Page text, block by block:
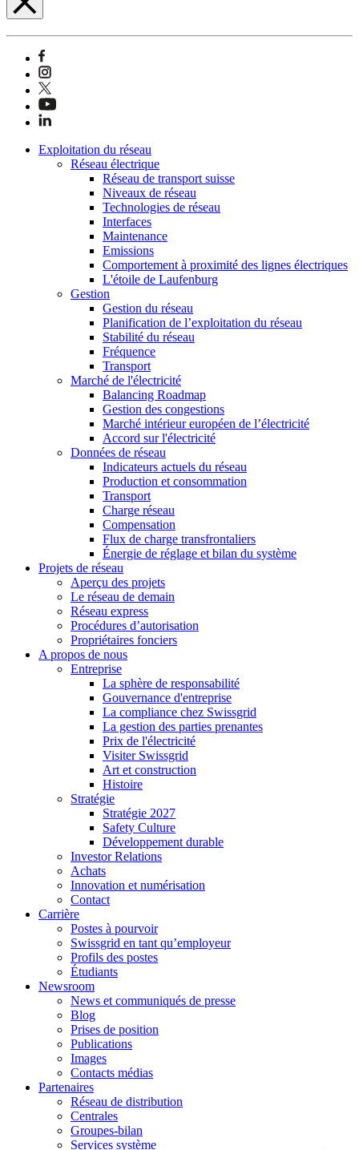
Exploitation du réseau
Réseau électrique
Réseau de transport suisse
Niveaux de réseau
Technologies de réseau
Interfaces
Maintenance
Emissions
Comportement à proximité des lignes électriques
L'étoile de Laufenburg
Gestion
Gestion du réseau
Planification de l’exploitation du réseau
Stabilité du réseau
Fréquence
Transport
Marché de l'électricité
Balancing Roadmap
Gestion des congestions
Marché intérieur européen de l’électricité
Accord sur l'électricité
Données de réseau
Indicateurs actuels du réseau
Production et consommation
Transport
Charge réseau
Compensation
Flux de charge transfrontaliers
Énergie de réglage et bilan du système
Projets de réseau
Aperçu des projets
Le réseau de demain
Réseau express
Procédures d’autorisation
Propriétaires fonciers
A propos de nous
Entreprise
La sphère de responsabilité
Gouvernance d'entreprise
La compliance chez Swissgrid
La gestion des parties prenantes
Prix de l'électricité
Visiter Swissgrid
Art et construction
Histoire
Stratégie
Stratégie 2027
Safety Culture
Développement durable
Investor Relations
Achats
Innovation et numérisation
Contact
Carrière
Postes à pourvoir
Swissgrid en tant qu’employeur
Profils des postes
Étudiants
Newsroom
News et communiqués de presse
Blog
Prises de position
Publications
Images
Contacts médias
Partenaires
Réseau de distribution
Centrales
Groupes-bilan
Services système